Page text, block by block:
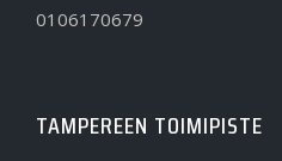
0106170679
TAMPEREEN TOIMIPISTE